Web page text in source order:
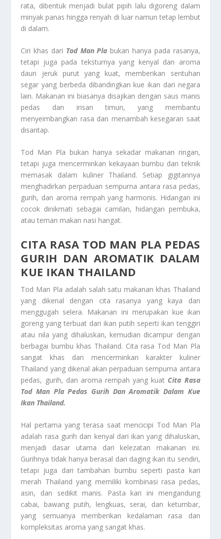
rata, dibentuk menjadi bulat pipih lalu digoreng dalam
minyak panas hingga renyah di luar namun tetap lembut
di dalam.
Ciri khas dari Tod Man Pla bukan hanya pada rasanya,
tetapi juga pada teksturnya yang kenyal dan aroma
daun jeruk purut yang kuat, memberikan sentuhan
segar yang berbeda dibandingkan kue ikan dari negara
lain. Makanan ini biasanya disajikan dengan saus manis
pedas dan irisan timun, yang membantu
menyeimbangkan rasa dan menambah kesegaran saat
disantap.
Tod Man Pla bukan hanya sekadar makanan ringan,
tetapi juga mencerminkan kekayaan bumbu dan teknik
memasak dalam kuliner Thailand. Setiap gigitannya
menghadirkan perpaduan sempurna antara rasa pedas,
gurih, dan aroma rempah yang harmonis. Hidangan ini
cocok dinikmati sebagai camilan, hidangan pembuka,
atau teman makan nasi hangat.
CITA RASA TOD MAN PLA PEDAS
GURIH DAN AROMATIK DALAM
KUE IKAN THAILAND
Tod Man Pla adalah salah satu makanan khas Thailand
yang dikenal dengan cita rasanya yang kaya dan
menggugah selera. Makanan ini merupakan kue ikan
goreng yang terbuat dari ikan putih seperti ikan tenggiri
atau nila yang dihaluskan, kemudian dicampur dengan
berbagai bumbu khas Thailand. Cita rasa Tod Man Pla
sangat khas dan mencerminkan karakter kuliner
Thailand yang dikenal akan perpaduan sempurna antara
pedas, gurih, dan aroma rempah yang kuat Cita Rasa
Tod Man Pla Pedas Gurih Dan Aromatik Dalam Kue
Ikan Thailand.
Hal pertama yang terasa saat mencicipi Tod Man Pla
adalah rasa gurih dan kenyal dari ikan yang dihaluskan,
menjadi dasar utama dari kelezatan makanan ini.
Gurihnya tidak hanya berasal dari daging ikan itu sendiri,
tetapi juga dari tambahan bumbu seperti pasta kari
merah Thailand yang memiliki kombinasi rasa pedas,
asin, dan sedikit manis. Pasta kari ini mengandung
cabai, bawang putih, lengkuas, serai, dan ketumbar,
yang semuanya memberikan kedalaman rasa dan
kompleksitas aroma yang sangat khas.